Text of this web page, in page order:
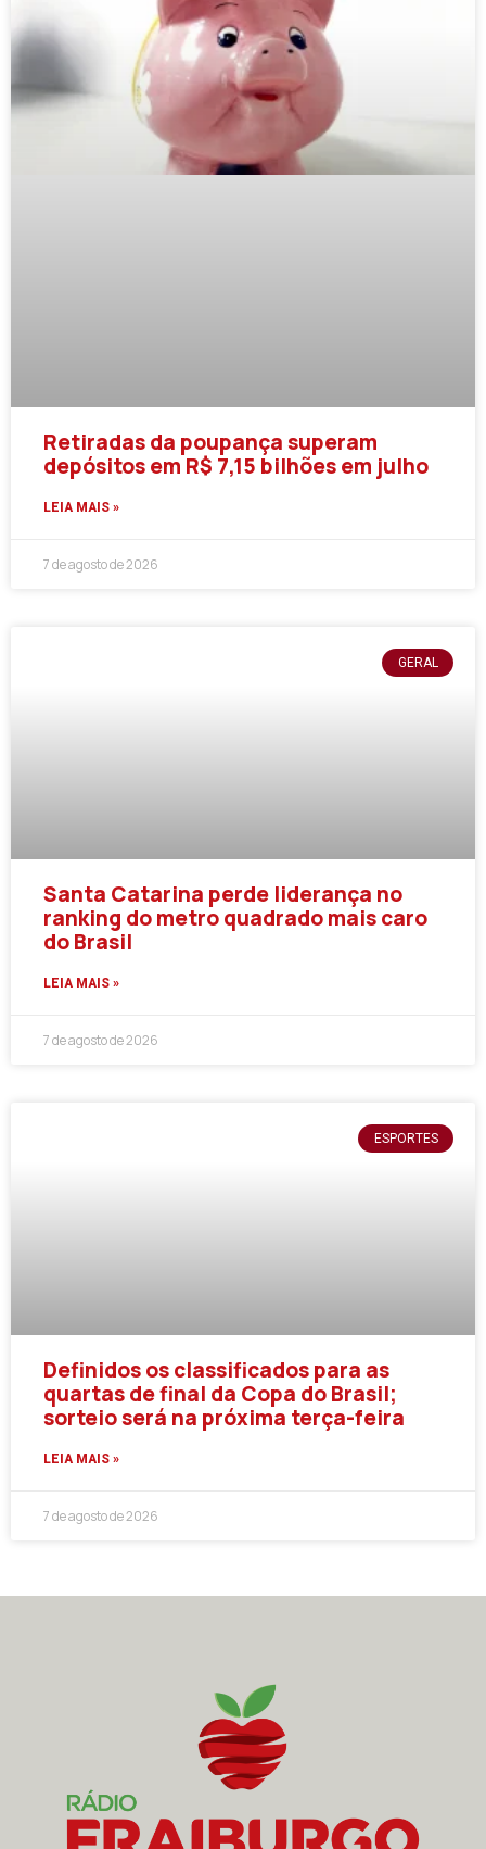
Retiradas da poupança superam
depósitos em R$ 7,15 bilhões em julho
LEIA MAIS »
7 de agosto de 2026
GERAL
Santa Catarina perde liderança no
ranking do metro quadrado mais caro
do Brasil
LEIA MAIS »
7 de agosto de 2026
ESPORTES
Definidos os classificados para as
quartas de final da Copa do Brasil;
sorteio será na próxima terça-feira
LEIA MAIS »
7 de agosto de 2026